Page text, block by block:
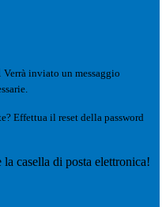
Verrà inviato un messaggio
Effettua il reset della password
casella di posta elettronica!